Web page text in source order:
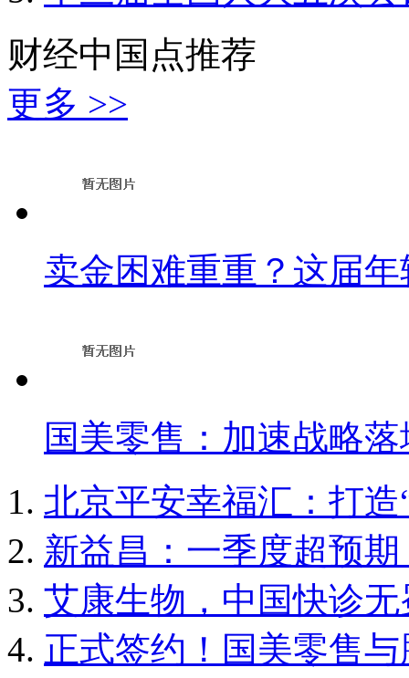
财经中国点推荐
更多 >>
卖金困难重重？这届
国美零售：加速战略
北京平安幸福汇：打
新益昌：一季度超预
艾康生物，中国快诊
正式签约！国美零售